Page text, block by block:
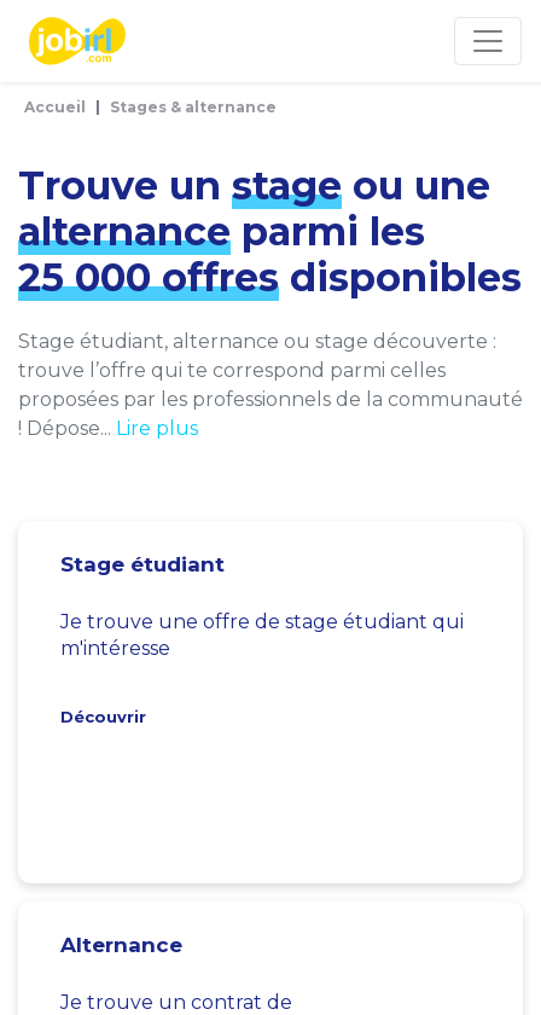
Accueil Stages & alternance
Trouve un stage ou une
alternance parmi les
25 000 offres disponibles
Stage étudiant, alternance ou stage découverte :
trouve l’offre qui te correspond parmi celles
proposées par les professionnels de la communauté
! Dépose... Lire plus
Stage étudiant
Je trouve une offre de stage étudiant qui
m'intéresse
Découvrir
Alternance
Je trouve un contrat de
Panneau de gestion des cookies